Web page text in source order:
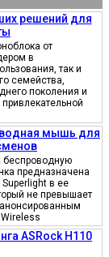
решений для
от
в
так и
семейства,
поколения и
мышь для
беспроводную
предназначена
в ее
не превышает
ASRock H110